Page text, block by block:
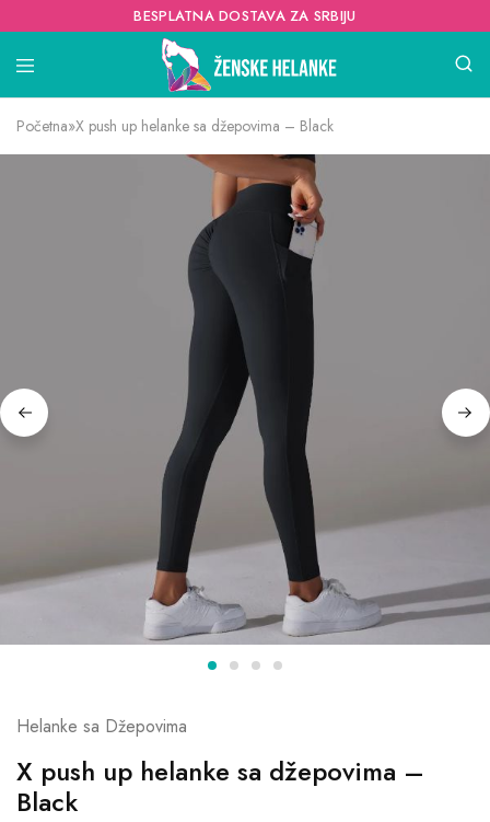
BESPLATNA DOSTAVA ZA SRBIJU
Početna»X push up helanke sa džepovima – Black
Helanke sa Džepovima
X push up helanke sa džepovima –
Black